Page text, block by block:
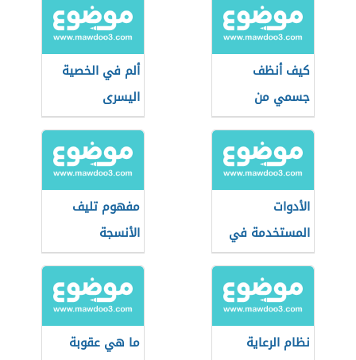
كيف أنظف
جسمي من
السموم
ألم في الخصية
اليسرى
الأدوات
المستخدمة في
طب النساء
والتوليد
مفهوم تليف
الأنسجة
نظام الرعاية
ما هي عقوبة